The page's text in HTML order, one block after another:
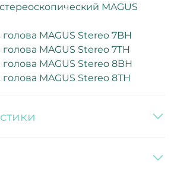
MAGUS
MAGUS Stereo 7BH
MAGUS Stereo 7TH
MAGUS Stereo 8BH
MAGUS Stereo 8TH